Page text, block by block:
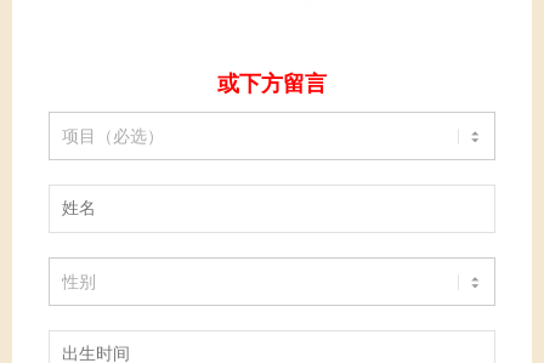
或下方留言